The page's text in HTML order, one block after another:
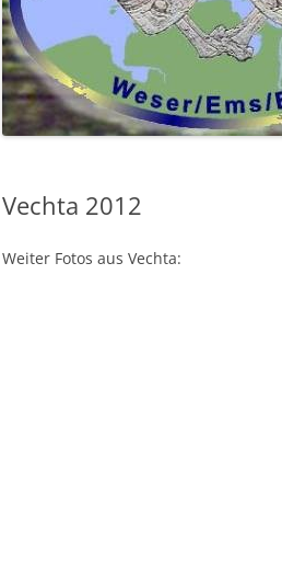
2022
2019
2018
2016
VOR 2016 …
Vechta 2012
Weiter Fotos aus Vechta: